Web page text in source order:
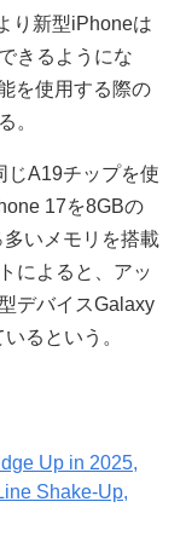
り新型iPhoneは
きるようにな
を使用する際の
。
A19チップを使
17を8GBの
いメモリを搭載
によると、アッ
デバイスGalaxy
るという。
Up in 2025,
Shake-Up,